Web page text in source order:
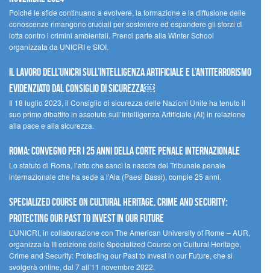
Poiché le sfide continuano a evolvere, la formazione e la diffusione delle
conoscenze rimangono cruciali per sostenere ed espandere gli sforzi di
lotta contro i crimini ambientali. Prendi parte alla Winter School
organizzata da UNICRI e SIOI.
Il lavoro dell’UNICRI sull’intelligenza artificiale e l’antiterrorismo
evidenziato dal Consiglio di Sicurezza￼
Il 18 luglio 2023, il Consiglio di sicurezza delle Nazioni Unite ha tenuto il
suo primo dibattito in assoluto sull’Intelligenza Artificiale (AI) in relazione
alla pace e alla sicurezza.
Roma: convegno per i 25 anni della Corte penale internazionale
Lo statuto di Roma, l’atto che sancì la nascita del Tribunale penale
internazionale che ha sede a l’Aia (Paesi Bassi), compie 25 anni.
Specialized Course on Cultural Heritage, Crime and Security:
Protecting our Past to Invest in our Future
L’UNICRI, in collaborazione con The American University of Rome – AUR,
organizza la III edizione dello Specialized Course on Cultural Heritage,
Crime and Security: Protecting our Past to Invest in our Future, che si
svolgerà online, dal 7 all’11 novembre 2022.